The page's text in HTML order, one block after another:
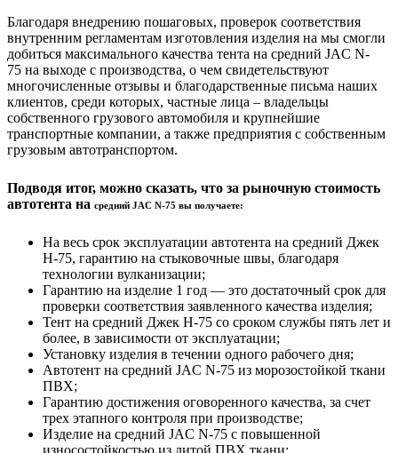
Благодаря внедрению пошаговых, проверок соответствия
внутренним регламентам изготовления изделия на мы смогли
добиться максимального качества тента на средний JAC N-
75 на выходе с производства, о чем свидетельствуют
многочисленные отзывы и благодарственные письма наших
клиентов, среди которых, частные лица – владельцы
собственного грузового автомобиля и крупнейшие
транспортные компании, а также предприятия с собственным
грузовым автотранспортом.
Подводя итог, можно сказать, что за рыночную стоимость
автотента на средний JAC N-75 вы получаете:
На весь срок эксплуатации автотента на средний Джек
Н-75, гарантию на стыковочные швы, благодаря
технологии вулканизации;
Гарантию на изделие 1 год — это достаточный срок для
проверки соответствия заявленного качества изделия;
Тент на средний Джек Н-75 со сроком службы пять лет и
более, в зависимости от эксплуатации;
Установку изделия в течении одного рабочего дня;
Автотент на средний JAC N-75 из морозостойкой ткани
ПВХ;
Гарантию достижения оговоренного качества, за счет
трех этапного контроля при производстве;
Изделие на средний JAC N-75 с повышенной
износостойкостью из литой ПВХ ткани;